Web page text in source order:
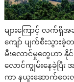
များကြောင့် လက်ရှိ
ကျော် ပျက်စီးသွား
မီးလောင်မှုတွေဟာ နိုင်
လောင်ကျွမ်းနေခဲ့ပြီး
ကာ နယူးဆောက်ဝေး